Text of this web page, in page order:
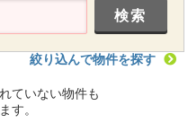
絞り込んで物件を探す
ていない物件も
す。